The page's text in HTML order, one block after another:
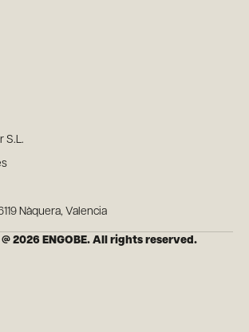
S.L.
Nàquera, Valencia
2026 ENGOBE. All rights reserved.